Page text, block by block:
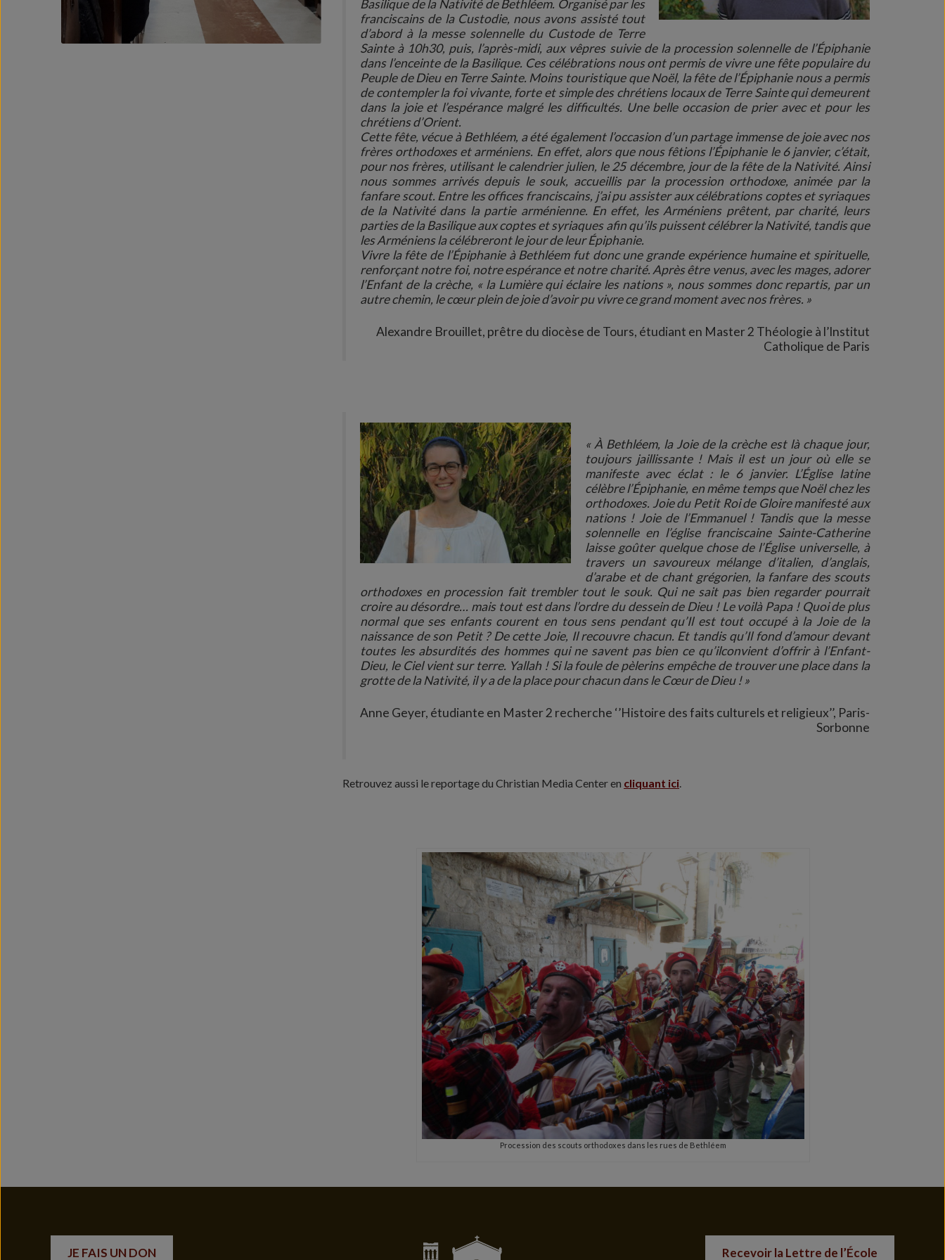
Basilique de la Nativité de Bethléem. Organisé par les
franciscains de la Custodie, nous avons assisté tout
d’abord à la messe solennelle du Custode de Terre
Sainte à 10h30, puis, l’après-midi, aux vêpres suivie de la procession solennelle de l’Épiphanie
dans l’enceinte de la Basilique. Ces célébrations nous ont permis de vivre une fête populaire du
Peuple de Dieu en Terre Sainte. Moins touristique que Noël, la fête de l’Épiphanie nous a permis
de contempler la foi vivante, forte et simple des chrétiens locaux de Terre Sainte qui demeurent
dans la joie et l’espérance malgré les difficultés. Une belle occasion de prier avec et pour les
chrétiens d’Orient.
Cette fête, vécue à Bethléem, a été également l’occasion d’un partage immense de joie avec nos
frères orthodoxes et arméniens. En effet, alors que nous fêtions l’Épiphanie le 6 janvier, c’était,
pour nos frères, utilisant le calendrier julien, le 25 décembre, jour de la fête de la Nativité. Ainsi
nous sommes arrivés depuis le souk, accueillis par la procession orthodoxe, animée par la
fanfare scout. Entre les offices franciscains, j’ai pu assister aux célébrations coptes et syriaques
de la Nativité dans la partie arménienne. En effet, les Arméniens prêtent, par charité, leurs
parties de la Basilique aux coptes et syriaques afin qu’ils puissent célébrer la Nativité, tandis que
les Arméniens la célébreront le jour de leur Épiphanie.
Vivre la fête de l’Épiphanie à Bethléem fut donc une grande expérience humaine et spirituelle,
renforçant notre foi, notre espérance et notre charité. Après être venus, avec les mages, adorer
l’Enfant de la crèche, « la Lumière qui éclaire les nations », nous sommes donc repartis, par un
autre chemin, le cœur plein de joie d’avoir pu vivre ce grand moment avec nos frères. »
Alexandre Brouillet, prêtre du diocèse de Tours, étudiant en Master 2 Théologie à l’Institut
Catholique de Paris
« À Bethléem, la Joie de la crèche est là chaque jour,
toujours jaillissante ! Mais il est un jour où elle se
manifeste avec éclat : le 6 janvier. L’Église latine
célèbre l’Épiphanie, en même temps que Noël chez les
orthodoxes. Joie du Petit Roi de Gloire manifesté aux
nations ! Joie de l’Emmanuel ! Tandis que la messe
solennelle en l’église franciscaine Sainte-Catherine
laisse goûter quelque chose de l’Église universelle, à
travers un savoureux mélange d’italien, d’anglais,
d’arabe et de chant grégorien, la fanfare des scouts
orthodoxes en procession fait trembler tout le souk. Qui ne sait pas bien regarder pourrait
croire au désordre… mais tout est dans l’ordre du dessein de Dieu ! Le voilà Papa ! Quoi de plus
normal que ses enfants courent en tous sens pendant qu’Il est tout occupé à la Joie de la
naissance de son Petit ? De cette Joie, Il recouvre chacun. Et tandis qu’Il fond d’amour devant
toutes les absurdités des hommes qui ne savent pas bien ce qu’ilconvient d’offrir à l’Enfant-
Dieu, le Ciel vient sur terre. Yallah ! Si la foule de pèlerins empêche de trouver une place dans la
grotte de la Nativité, il y a de la place pour chacun dans le Cœur de Dieu ! »
Anne Geyer, étudiante en Master 2 recherche ‘’Histoire des faits culturels et religieux’’, Paris-
Sorbonne
Retrouvez aussi le reportage du Christian Media Center en cliquant ici.
Procession des scouts orthodoxes dans les rues de Bethléem
JE FAIS UN DON Recevoir la Lettre de l’École